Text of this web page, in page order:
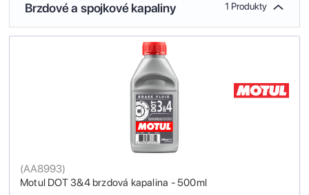
Brzdové a spojkové kapaliny 1 Produkty
Motul DOT 3&4 brzdová kapalina - 500ml
(AA8993)